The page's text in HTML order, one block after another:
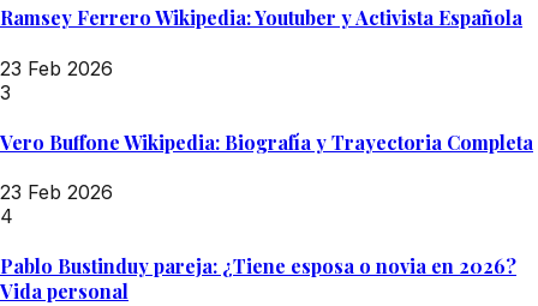
Ramsey Ferrero Wikipedia: Youtuber y Activista Española
23 Feb 2026
3
Vero Buffone Wikipedia: Biografía y Trayectoria Completa
23 Feb 2026
4
Pablo Bustinduy pareja: ¿Tiene esposa o novia en 2026?
Vida personal